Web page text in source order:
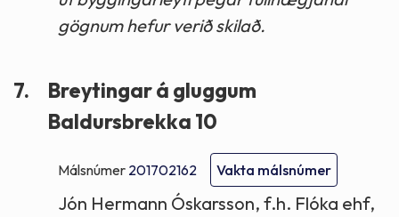
gögnum hefur verið skilað.
7.
Breytingar á gluggum
Baldursbrekka 10
Málsnúmer 201702162 Vakta málsnúmer
Jón Hermann Óskarsson, f.h. Flóka ehf,